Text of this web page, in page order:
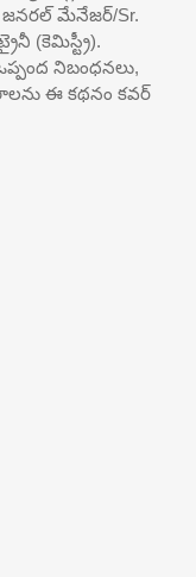
మేనేజర్/Sr.
(కెమిస్ట్రీ).
నిబంధనలు,
ఈ కథనం కవర్